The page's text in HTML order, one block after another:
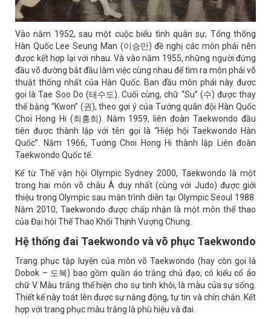
Vào năm 1952, sau một cuộc biểu tình quân sự, Tổng thống
Hàn Quốc Lee Seung Man (이승만) đề nghị các môn phái nên
được kết hợp lại với nhau. Và vào năm 1955, những người đứng
đầu võ đường bắt đầu làm việc cùng nhau để tìm ra môn phái võ
thuật thống nhất của Hàn Quốc. Ban đầu môn phái này được
gọi là Tae Soo Do (태수도). Cuối cùng, chữ “Su” (수) được thay
thế bằng “Kwon” (권), theo gợi ý của Tướng quân đội Hàn Quốc
Choi Hong Hi (최홍희). Năm 1959, liên đoàn Taekwondo đầu
tiên được thành lập với tên gọi là “Hiệp hội Taekwondo Hàn
Quốc”. Năm 1966, Tướng Choi Hong Hi thành lập Liên đoàn
Taekwondo Quốc tế.
Kể từ Thế vận hội Olympic Sydney 2000, Taekwondo là một
trong hai môn võ châu Á duy nhất (cùng với Judo) được giới
thiệu trong Olympic sau màn trình diễn tại Olympic Seoul 1988.
Năm 2010, Taekwondo được chấp nhận là một môn thể thao
của Đại hội Thể Thao Khối Thịnh Vượng Chung.
Hệ thống đai Taekwondo và võ phục Taekwondo
Trang phục tập luyện của môn võ Taekwondo (hay còn gọi là
Dobok – 도복) bao gồm quần áo trắng chủ đạo, có kiểu cổ áo
chữ V. Màu trắng thể hiện cho sự tinh khôi, là màu của sự sống.
Thiết kế này toát lên được sự năng động, tự tin và chín chắn. Kết
hợp với trang phục màu trắng là phù hiệu và đai.